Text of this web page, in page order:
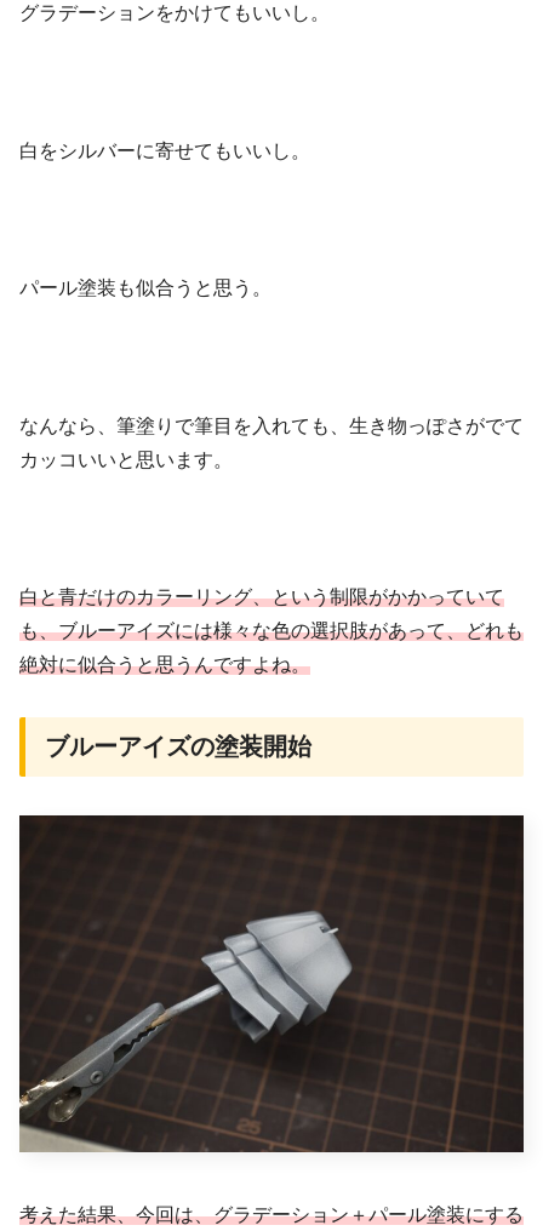
グラデーションをかけてもいいし。
白をシルバーに寄せてもいいし。
パール塗装も似合うと思う。
なんなら、筆塗りで筆目を入れても、生き物っぽさがでて
カッコいいと思います。
白と青だけのカラーリング、という制限がかかっていて
も、ブルーアイズには様々な色の選択肢があって、どれも
絶対に似合うと思うんですよね。
ブルーアイズの塗装開始
考えた結果、今回は、グラデーション＋パール塗装にする